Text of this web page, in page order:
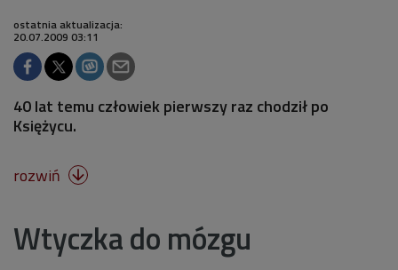
ostatnia aktualizacja:
20.07.2009 03:11
40 lat temu człowiek pierwszy raz chodził po
Księżycu.
rozwiń 
Wtyczka do mózgu